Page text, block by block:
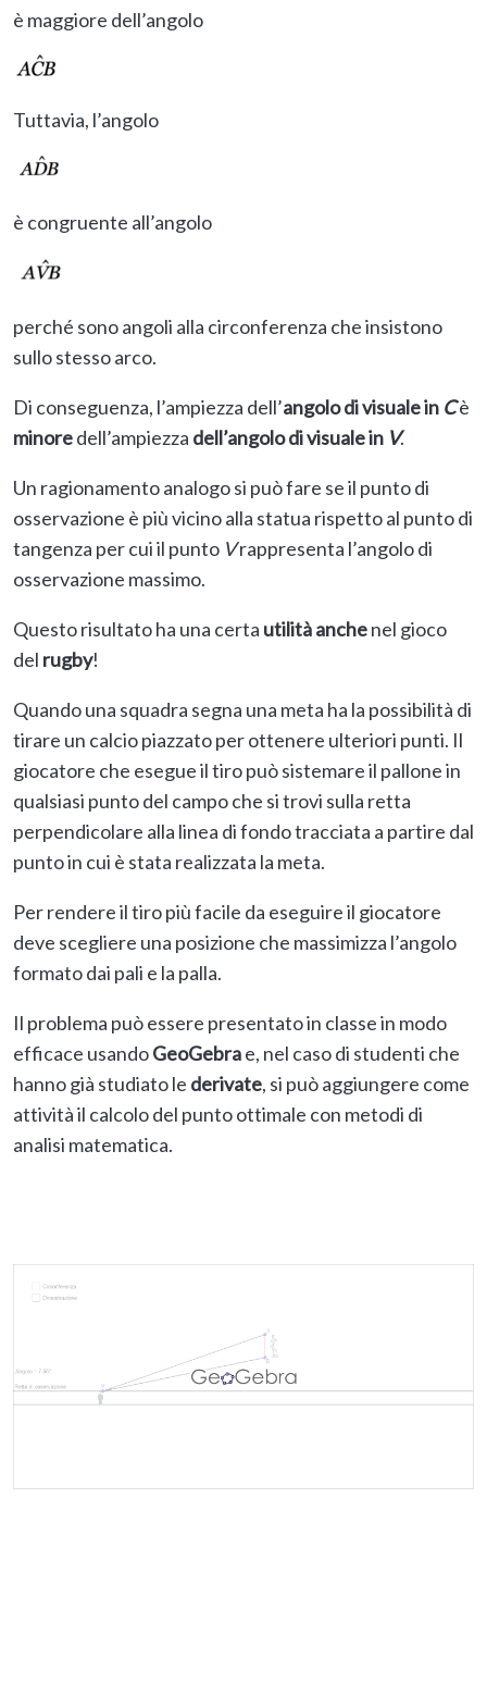
è maggiore dell’angolo
Tuttavia, l’angolo
è congruente all’angolo
perché sono angoli alla circonferenza che insistono
sullo stesso arco.
Di conseguenza, l’ampiezza dell’angolo di visuale in Cè
minoredell’ampiezza dell’angolo di visuale in V.
Un ragionamento analogo si può fare se il punto di
osservazione è più vicino alla statua rispetto al punto di
tangenza per cui il punto Vrappresenta l’angolo di
osservazione massimo.
Questo risultato ha una certa utilità anchenel gioco
del rugby!
Quando una squadra segna una meta ha la possibilità di
tirare un calcio piazzato per ottenere ulteriori punti. Il
giocatore che esegue il tiro può sistemare il pallone in
qualsiasi punto del campo che si trovi sulla retta
perpendicolare alla linea di fondo tracciata a partire dal
punto in cui è stata realizzata la meta.
Per rendere il tiro più facile da eseguire il giocatore
deve scegliere una posizione che massimizza l’angolo
formato dai pali e la palla.
Il problema può essere presentato in classe in modo
efficace usandoGeoGebrae, nel caso di studenti che
hanno già studiato le derivate, si può aggiungere come
attività il calcolo del punto ottimale con metodi di
analisi matematica.